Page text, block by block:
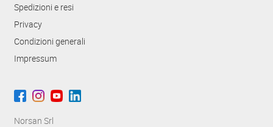
Spedizioni e resi
Privacy
Condizioni generali
Impressum
Norsan Srl